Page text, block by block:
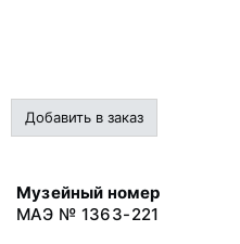
Добавить в заказ
Музейный номер
МАЭ № 1363-221